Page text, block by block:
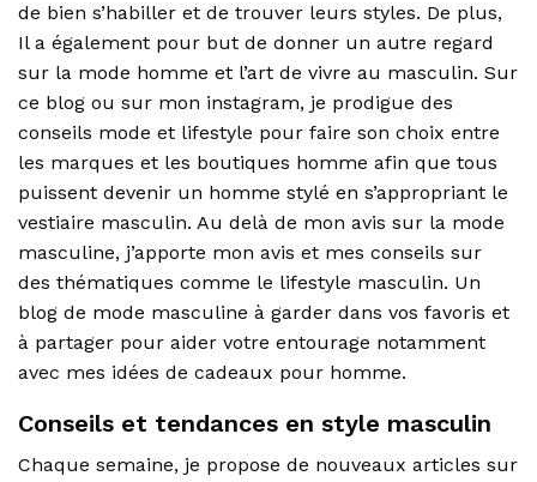
de bien s’habiller et de trouver leurs styles. De plus,
Il a également pour but de donner un autre regard
sur la mode homme et l’art de vivre au masculin. Sur
ce blog ou sur mon instagram, je prodigue des
conseils mode et lifestyle pour faire son choix entre
les marques et les boutiques homme afin que tous
puissent devenir un homme stylé en s’appropriant le
vestiaire masculin. Au delà de mon avis sur la mode
masculine, j’apporte mon avis et mes conseils sur
des thématiques comme le lifestyle masculin. Un
blog de mode masculine à garder dans vos favoris et
à partager pour aider votre entourage notamment
avec mes idées de cadeaux pour homme.
Conseils et tendances en style masculin
Chaque semaine, je propose de nouveaux articles sur